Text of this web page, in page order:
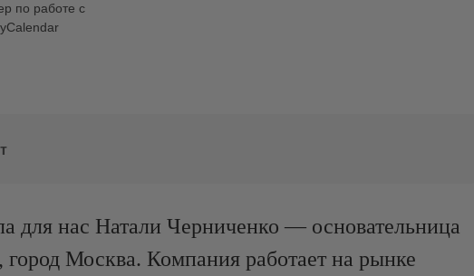
по работе с
для нас Натали Черниченко — основательница
Москва. Компания работает на рынке